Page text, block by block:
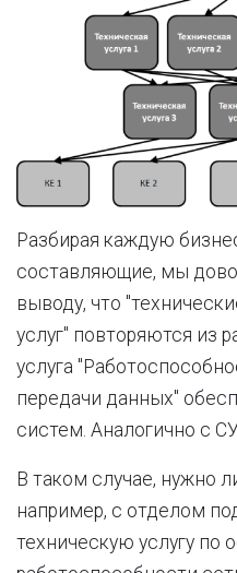
Разбирая каждую
составляющие, мы
выводу, что
услуг" повторяются из
услуга
передачи данных"
систем. Аналогично с
В таком случае, нужно
например, с отделом
техническую услугу по